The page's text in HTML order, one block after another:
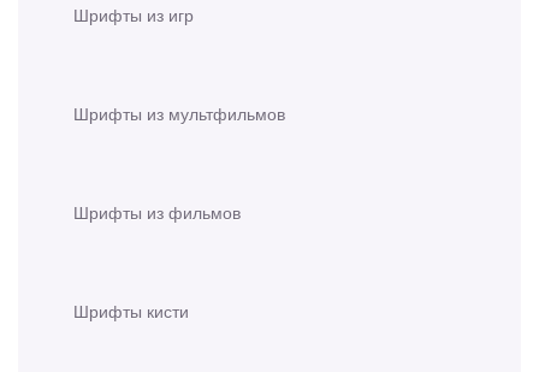
Шрифты из игр
Шрифты из мультфильмов
Шрифты из фильмов
Шрифты кисти